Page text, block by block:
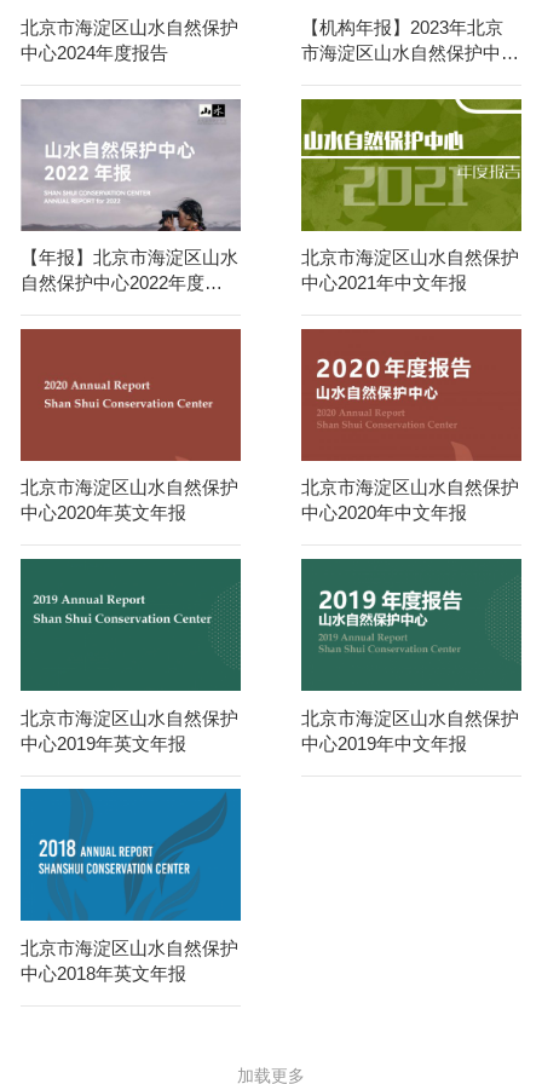
北京市海淀区山水自然保护
中心2024年度报告
【机构年报】2023年北京
市海淀区山水自然保护中心
【年报】北京市海淀区山水
自然保护中心2022年度报
北京市海淀区山水自然保护
中心2021年中文年报
北京市海淀区山水自然保护
中心2020年英文年报
北京市海淀区山水自然保护
中心2020年中文年报
北京市海淀区山水自然保护
中心2019年英文年报
北京市海淀区山水自然保护
中心2019年中文年报
北京市海淀区山水自然保护
中心2018年英文年报
加载更多